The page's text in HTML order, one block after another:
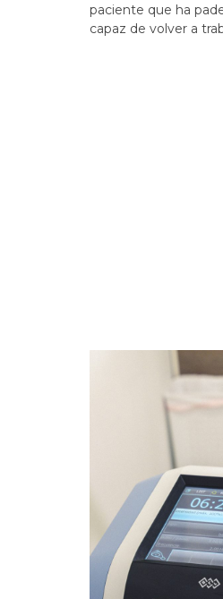
paciente que ha
capaz de volver a